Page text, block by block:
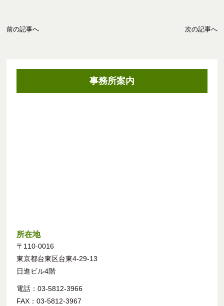
前の記事へ 次の記事へ
事務所案内
所在地
〒110-0016
東京都台東区台東4-29-13
日進ビル4階
電話：03-5812-3966
FAX：03-5812-3967